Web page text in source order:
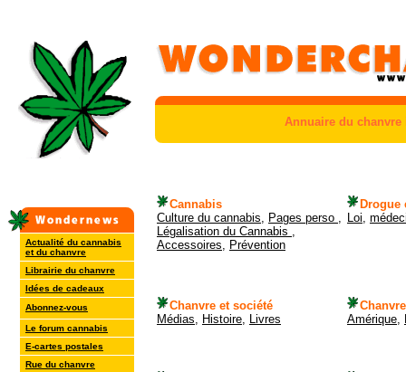
Actualité du cannabis
et du chanvre
Librairie du chanvre
Idées de cadeaux
Abonnez-vous
Le forum cannabis
E-cartes postales
Rue du chanvre
Annuaire du
Cannabis
Culture du cannabis, Pages perso ,
Légalisation du Cannabis ,
Accessoires, Prévention
Drogue
Loi,
Chanvre et société
Médias, Histoire, Livres
Amérique,